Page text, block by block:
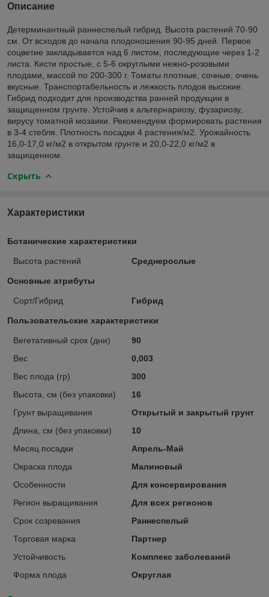
Описание
Детерминантный раннеспелый гибрид. Высота растений 70-90
см. От всходов до начала плодоношения 90-95 дней. Первое
соцветие закладывается над 6 листом, последующие через 1-2
листа. Кисти простые, с 5-6 округлыми нежно-розовыми
плодами, массой по 200-300 г. Томаты плотные, сочные, очень
вкусные. Транспортабельность и лежкость плодов высокие.
Гибрид подходит для производства ранней продукции в
защищенном грунте. Устойчив к альтернариозу, фузариозу,
вирусу томатной мозаики. Рекомендуем формировать растения
в 3-4 стебля. Плотность посадки 4 растения/м2. Урожайность
16,0-17,0 кг/м2 в открытом грунте и 20,0-22,0 кг/м2 в
защищенном.
Скрыть
Характеристики
Ботанические характеристики
Высота растений Среднерослые
Основные атрибуты
Сорт/Гибрид Гибрид
Пользовательские характеристики
Вегетативный срок (дни)
90
Вес
0,003
Вес плода (гр)
300
Высота, см (без упаковки)
16
Грунт выращивания
Открытый и закрытый грунт
Длина, см (без упаковки)
10
Месяц посадки
Апрель-Май
Окраска плода
Малиновый
Особенности
Для консервирования
Регион выращивания
Для всех регионов
Срок созревания
Раннеспелый
Торговая марка
Партнер
Устойчивость
Комплекс заболеваний
Форма плода
Округлая